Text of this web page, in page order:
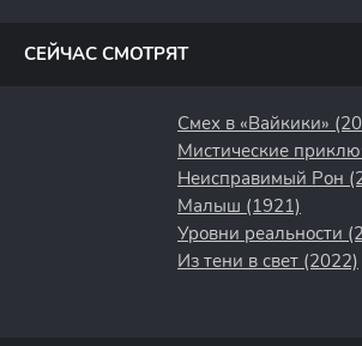
СЕЙЧАС СМОТРЯТ
Смех в «Вайкики»
Неисправимый Рон
Малыш (1921)
Уровни реальности
Из тени в свет (2022)